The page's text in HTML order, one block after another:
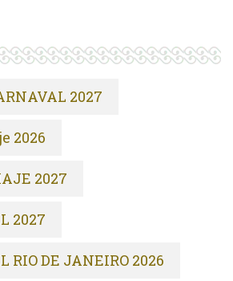
2027
2026
2027
2027
RIO DE JANEIRO 2026